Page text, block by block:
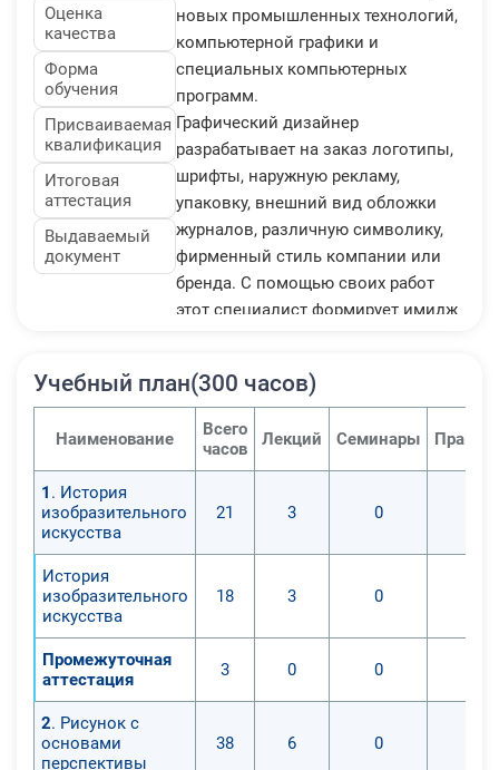
Оценка
качества
Форма
обучения
Присваиваемая
квалификация
Итоговая
аттестация
Выдаваемый
документ
новых промышленных технологий,
компьютерной графики и
специальных компьютерных
программ.
Графический дизайнер
разрабатывает на заказ логотипы,
шрифты, наружную рекламу,
упаковку, внешний вид обложки
журналов, различную символику,
фирменный стиль компании или
бренда. С помощью своих работ
этот специалист формирует имидж
работы графического дизайнера.
окружают различные вывески,
рекламные плакаты и баннеры,
продуктовые упаковки.
Данная программа поможет вам
получив необходимые
уровень подготовки. Курс является
Учебный план(300 часов)
Наименование
Всего
часов
Лекций Семинары
1 . История
изобразительного
искусства
21 3 0
История
изобразительного
искусства
18 3 0
Промежуточная
аттестация
3 0 0
2. Рисунок с
основами
перспективы
38 6 0